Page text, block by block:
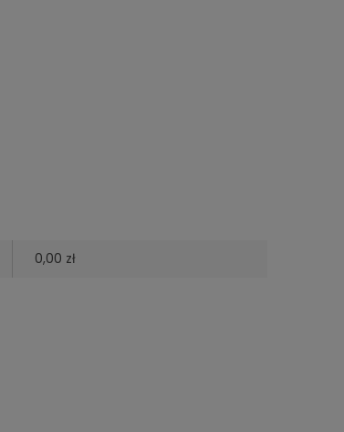
0,00 zł